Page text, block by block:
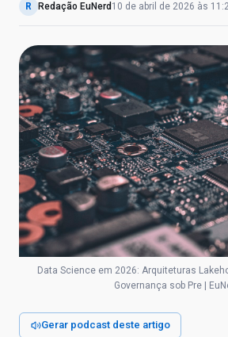
R Redação EuNerd 10 de abril de 2026 às
Data Science em 2026: Arquiteturas
Governança sob Pre |
Gerar podcast deste artigo